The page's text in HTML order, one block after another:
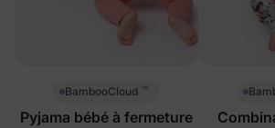
BambooCloud ™
Pyjama bébé à fermeture